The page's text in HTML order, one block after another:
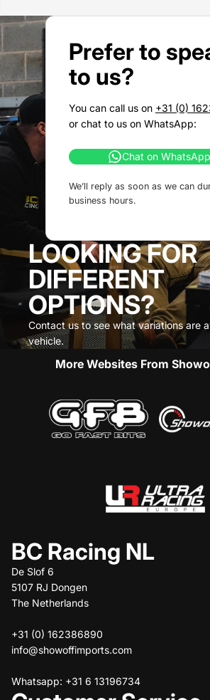
Prefer to
to us?
You can call us on +31 (0)
or chat to us on WhatsApp:
Chat on WhatsApp
We’ll reply as soon as we can
business hours.
LOOKING FOR
DIFFERENT
OPTIONS?
Contact us to see what variations are
vehicle.
More Websites From
BC Racing NL
De Slof 6
5107 RJ Dongen
The Netherlands
+31 (0) 162386890
info@showoffimports.com
Whatsapp: +31 6 13196734